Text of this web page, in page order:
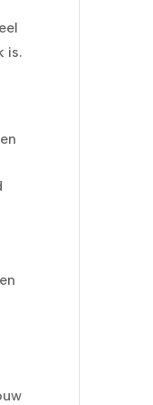
is.